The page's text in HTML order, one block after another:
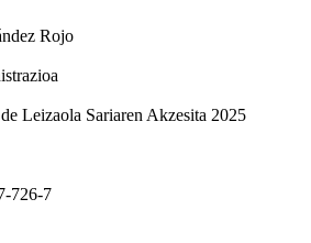
Rojo
Leizaola Sariaren Akzesita 2025
726-7